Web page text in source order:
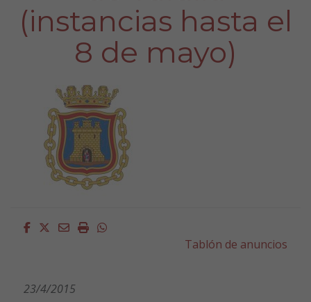
(instancias hasta el
8 de mayo)
Facebook
Twitter
EmailImprimirWhatsapp
Tablón de anuncios
23/4/2015